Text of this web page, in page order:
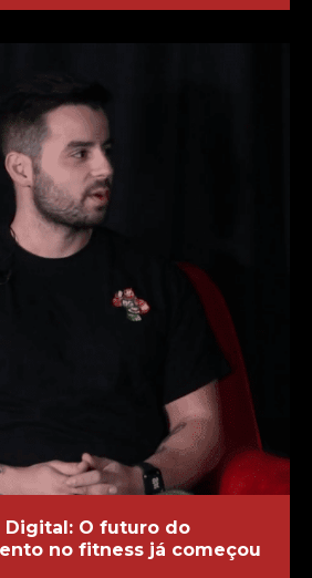
Digital: O futuro do
no fitness já começou